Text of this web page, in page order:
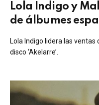
Lola Indigo y
de álbumes
Lola Indigo lidera las
disco ‘Akelarre’.